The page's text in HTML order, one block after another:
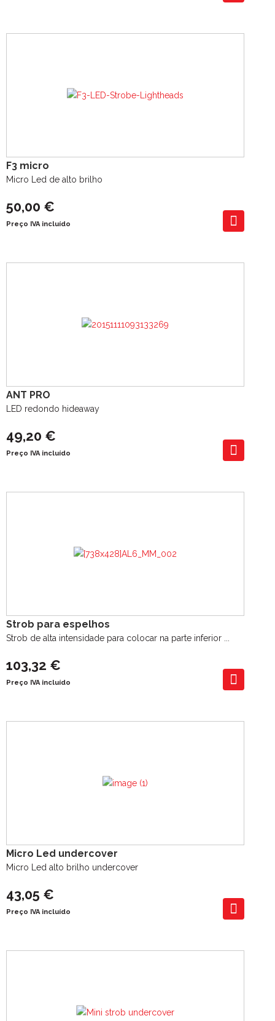
F3 micro
Micro Led de alto brilho
50,00 €
Preço IVA incluído
ANT PRO
LED redondo hideaway
49,20 €
Preço IVA incluído
Strob para espelhos
Strob de alta intensidade para colocar na parte inferior ...
103,32 €
Preço IVA incluído
Micro Led undercover
Micro Led alto brilho undercover
43,05 €
Preço IVA incluído